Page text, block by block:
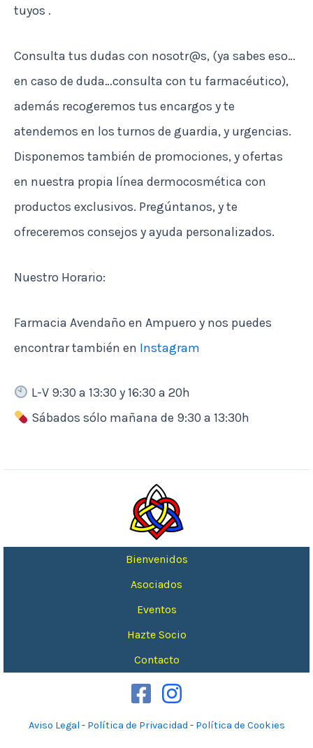
tuyos .
Consulta tus dudas con nosotr@s, (ya sabes eso…
en caso de duda…consulta con tu farmacéutico),
además recogeremos tus encargos y te
atendemos en los turnos de guardia, y urgencias.
Disponemos también de promociones, y ofertas
en nuestra propia línea dermocosmética con
productos exclusivos. Pregúntanos, y te
ofreceremos consejos y ayuda personalizados.
Nuestro Horario:
Farmacia Avendaño en Ampuero y nos puedes
encontrar también en Instagram
L-V 9:30 a 13:30 y 16:30 a 20h
Sábados sólo mañana de 9:30 a 13:30h
Bienvenidos
Asociados
Eventos
Hazte Socio
Contacto
Aviso Legal - Política de Privacidad - Política de Cookies